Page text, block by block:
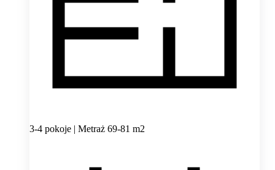
3-4 pokoje | Metraż 69-81 m2